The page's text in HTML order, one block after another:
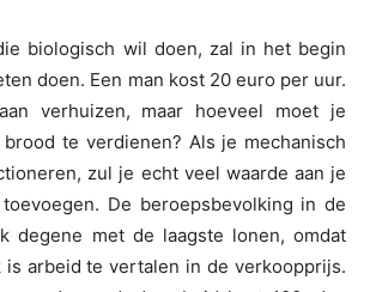
biologisch wil doen, zal in het begin
doen. Een man kost 20 euro per uur.
verhuizen, maar hoeveel moet je
te verdienen? Als je mechanisch
zul je echt veel waarde aan je
De beroepsbevolking in de
degene met de laagste lonen, omdat
arbeid te vertalen in de verkoopprijs.